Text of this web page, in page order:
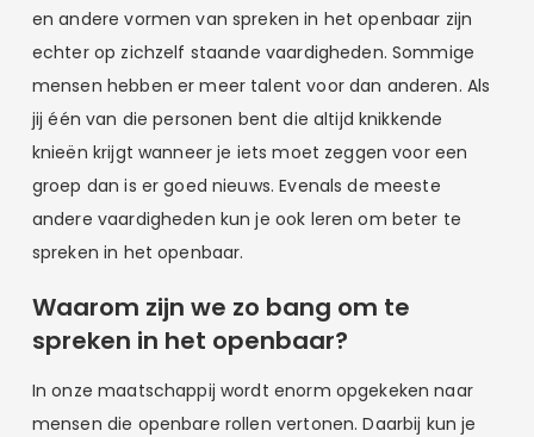
en andere vormen van spreken in het openbaar zijn
echter op zichzelf staande vaardigheden. Sommige
mensen hebben er meer talent voor dan anderen. Als
jij één van die personen bent die altijd knikkende
knieën krijgt wanneer je iets moet zeggen voor een
groep dan is er goed nieuws. Evenals de meeste
andere vaardigheden kun je ook leren om beter te
spreken in het openbaar.
Waarom zijn we zo bang om te
spreken in het openbaar?
In onze maatschappij wordt enorm opgekeken naar
mensen die openbare rollen vertonen. Daarbij kun je